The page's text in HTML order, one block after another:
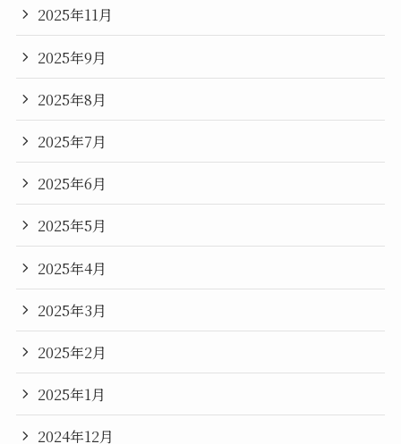
2025年11月
2025年9月
2025年8月
2025年7月
2025年6月
2025年5月
2025年4月
2025年3月
2025年2月
2025年1月
2024年12月